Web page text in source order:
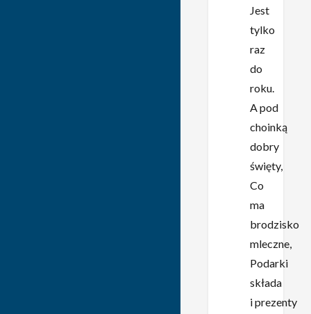
Jest
tylko
raz
do
roku.
A pod
choinką
dobry
święty,
Co
ma
brodzisko
mleczne,
Podarki
składa
i prezenty